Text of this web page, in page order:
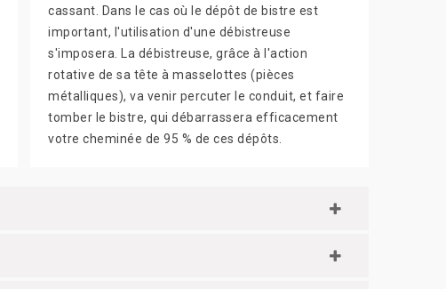
cassant. Dans le cas où le dépôt de bistre est
important, l'utilisation d'une débistreuse
s'imposera. La débistreuse, grâce à l'action
rotative de sa tête à masselottes (pièces
métalliques), va venir percuter le conduit, et faire
tomber le bistre, qui débarrassera efficacement
votre cheminée de 95 % de ces dépôts.